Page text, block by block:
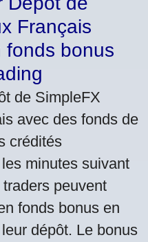
Français
fonds bonus
de SimpleFX
avec des fonds de
crédités
minutes suivant
peuvent
fonds bonus en
dépôt. Le bonus